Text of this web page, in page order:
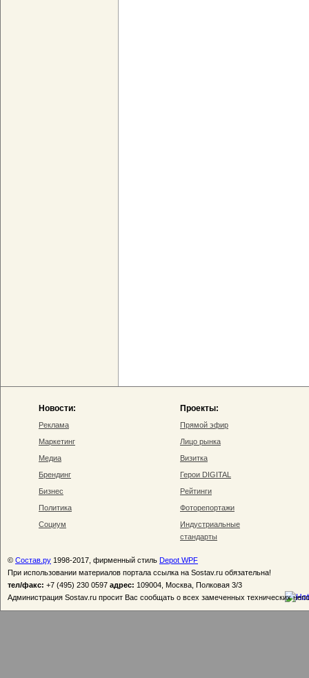
Новости:
Реклама
Маркетинг
Медиа
Брендинг
Бизнес
Политика
Социум
Проекты:
Прямой эфир
Лицо рынка
Визитка
Герои DIGITAL
Рейтинги
Фоторепортажи
Индустриальные
стандарты
© Состав.ру 1998-2017, фирменный стиль Depot WPF
При использовании материалов портала ссылка на Sostav.ru обязательна!
тел/факс: +7 (495) 230 0597 адрес: 109004, Москва, Полковая 3/3
Администрация Sostav.ru просит Вас сообщать о всех замеченных технических